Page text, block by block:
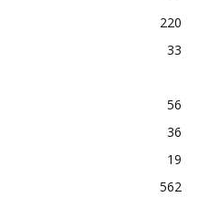
220
33
56
36
19
562